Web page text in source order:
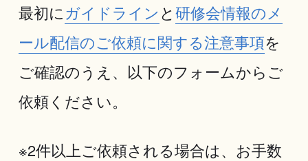
最初にガイドラインと研修会情報のメ
ール配信のご依頼に関する注意事項を
ご確認のうえ、以下のフォームからご
依頼ください。
※2件以上ご依頼される場合は、お手数